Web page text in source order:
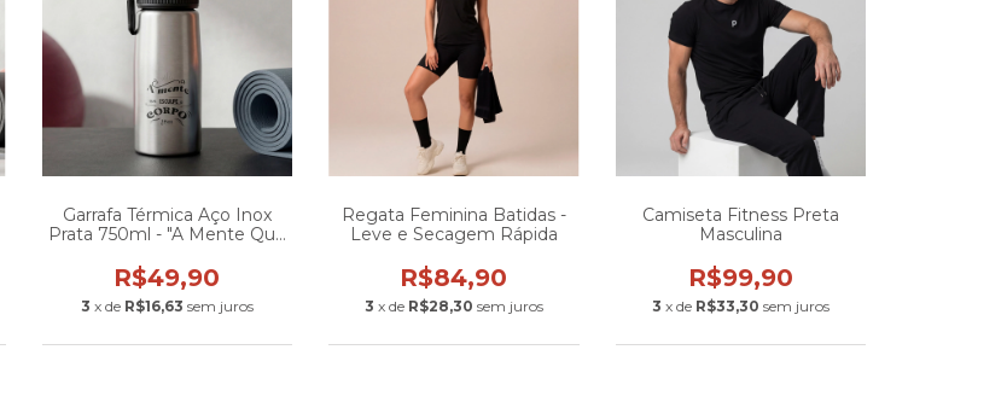
Garrafa Térmica Aço Inox
Prata 750ml - "A Mente Que
R$49,90
3 x de R$16,63 sem juros
Regata Feminina Batidas -
Leve e Secagem Rápida
R$84,90
3 x de R$28,30 sem juros
Camiseta Fitness Preta
Masculina
R$99,90
3 x de R$33,30 sem juros